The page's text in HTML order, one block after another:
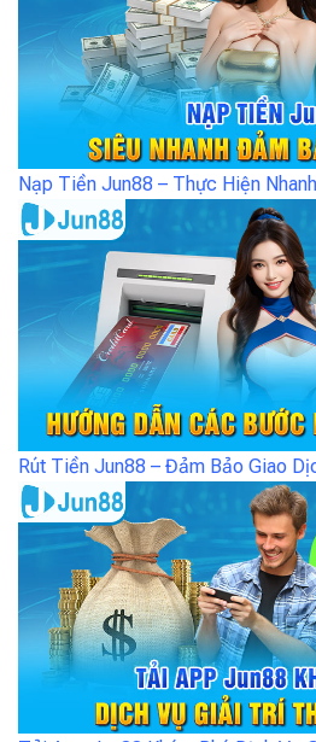
Nạp Tiền Jun88 – Thực Hiện
Rút Tiền Jun88 – Đảm Bảo Giao